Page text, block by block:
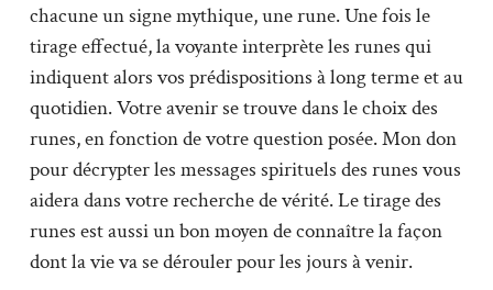
chacune un signe mythique, une rune. Une fois le
tirage effectué, la voyante interprète les runes qui
indiquent alors vos prédispositions à long terme et au
quotidien. Votre avenir se trouve dans le choix des
runes, en fonction de votre question posée. Mon don
pour décrypter les messages spirituels des runes vous
aidera dans votre recherche de vérité. Le tirage des
runes est aussi un bon moyen de connaître la façon
dont la vie va se dérouler pour les jours à venir.